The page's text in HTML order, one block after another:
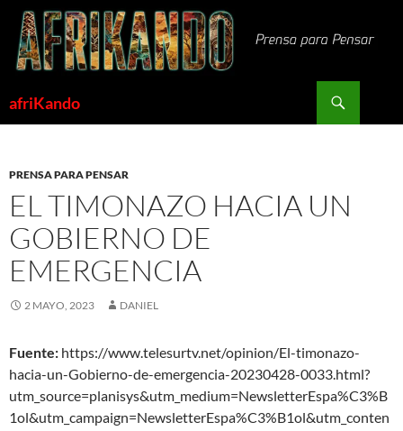
Saltar
contenido
afriKando
PRENSA PARA PENSAR
EL TIMONAZO HACIA UN
GOBIERNO DE
EMERGENCIA
2 MAYO, 2023 DANIEL
Fuente: https://www.telesurtv.net/opinion/El-timonazo-
hacia-un-Gobierno-de-emergencia-20230428-0033.html?
utm_source=planisys&utm_medium=NewsletterEspa%C3%B
1ol&utm_campaign=NewsletterEspa%C3%B1ol&utm_conten